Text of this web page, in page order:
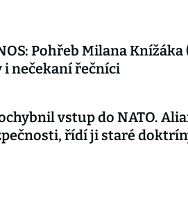
Pohřeb Milana Knížáka
i nečekaní řečníci
vstup do NATO.
řídí ji staré